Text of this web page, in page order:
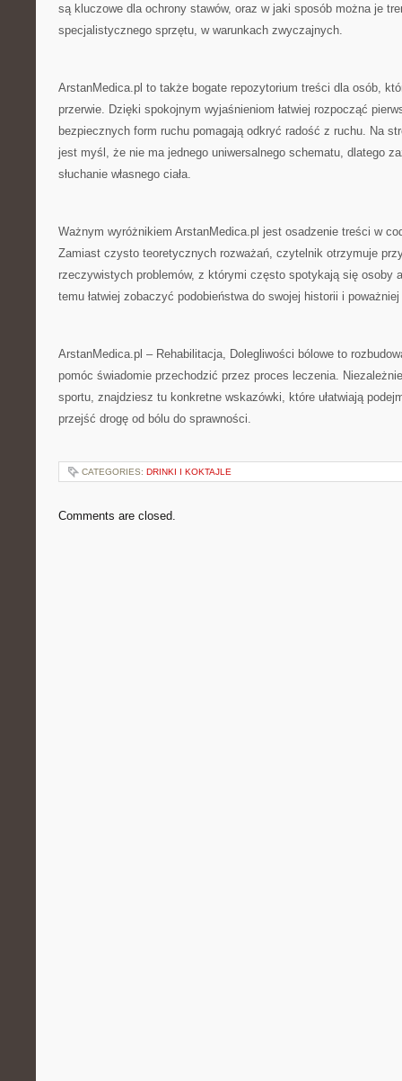
są kluczowe dla ochrony stawów, oraz w jaki sposób można je
specjalistycznego sprzętu, w warunkach zwyczajnych.
ArstanMedica.pl to także bogate repozytorium treści dla osób,
przerwie. Dzięki spokojnym wyjaśnieniom łatwiej rozpocząć
bezpiecznych form ruchu pomagają odkryć radość z ruchu. Na
jest myśl, że nie ma jednego uniwersalnego schematu, dlatego
słuchanie własnego ciała.
Ważnym wyróżnikiem ArstanMedica.pl jest osadzenie treści w
Zamiast czysto teoretycznych rozważań, czytelnik otrzymuje
rzeczywistych problemów, z którymi często spotykają się osoby
temu łatwiej zobaczyć podobieństwa do swojej historii i
ArstanMedica.pl – Rehabilitacja, Dolegliwości bólowe to
pomóc świadomie przechodzić przez proces leczenia.
sportu, znajdziesz tu konkretne wskazówki, które ułatwiają
przejść drogę od bólu do sprawności.
CATEGORIES: DRINKI I KOKTAJLE
Comments are closed.